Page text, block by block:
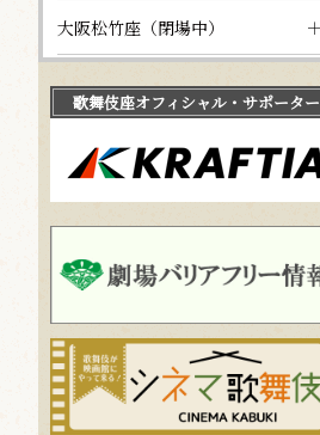
大阪松竹座（閉場中）
歌舞伎座オフィシャル・サポーター